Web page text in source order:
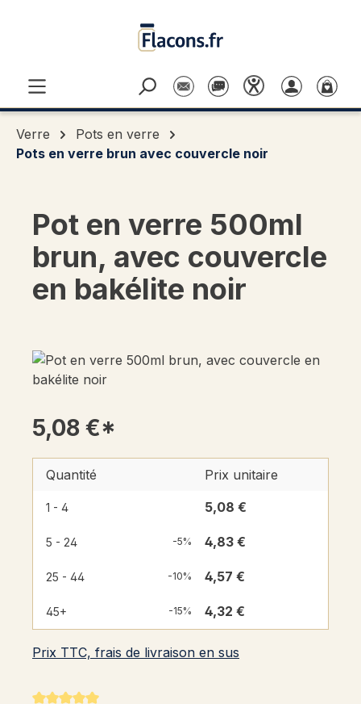
Verre
Pots en verre
Pots en verre brun avec couvercle noir
Pot en verre 500ml
brun, avec couvercle
en bakélite noir
5,08 €*
Quantité Prix unitaire
1 - 4 5,08 €
5 - 24 -5% 4,83 €
25 - 44 -10% 4,57 €
45+ -15% 4,32 €
Prix TTC, frais de livraison en sus